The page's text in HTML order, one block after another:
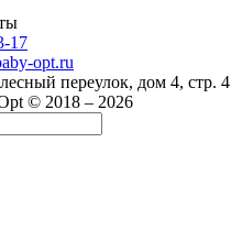
17
opt.ru
переулок, дом 4, стр. 4
© 2018 – 2026